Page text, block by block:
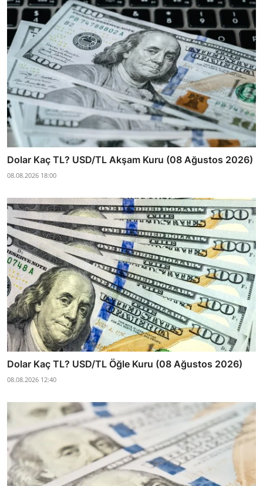
Dolar Kaç TL? USD/TL Akşam Kuru (08 Ağustos 2026)
08.08.2026 18:00
Dolar Kaç TL? USD/TL Öğle Kuru (08 Ağustos 2026)
08.08.2026 12:40